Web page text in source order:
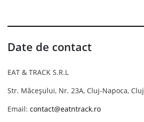
Date de contact
EAT & TRACK S.R.L
Str. Măceșului, Nr. 23A, Cluj-Napoca, Cluj
Email: contact@eatntrack.ro